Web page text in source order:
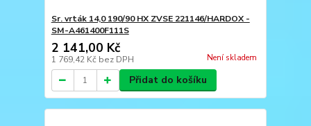
Sr. vrták 14,0 190/90 HX ZVSE 221146/HARDOX -
SM-A461400F111S
2 141,00 Kč
1 769,42 Kč bez DPH Není skladem
Přidat do košíku